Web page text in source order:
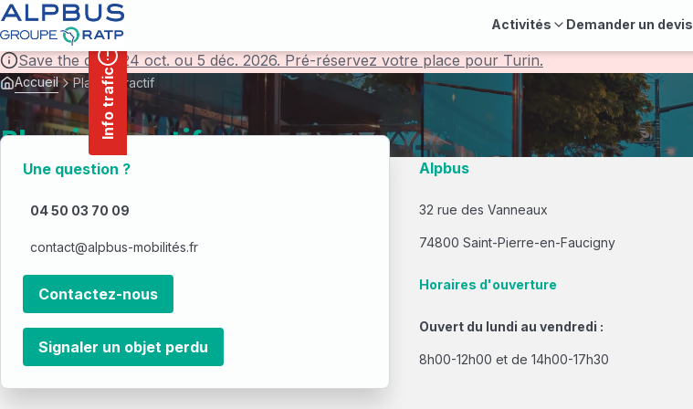
principal
Activités Demander un devis
Save the date! 24 oct. ou 5 déc. 2026. Pré-réservez votre place pour Turin.
Info trafic
Accueil Plan interactif
Plan interactif
Une question ?
04 50 03 70 09
contact@alpbus-mobilités.fr
Contactez-nous
Signaler un objet perdu
Alpbus
32 rue des Vanneaux
74800 Saint-Pierre-en-Faucigny
Horaires d'ouverture
Ouvert du lundi au vendredi :
8h00-12h00 et de 14h00-17h30
Panneau de gestion des cookies